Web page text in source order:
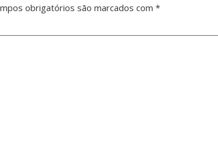
obrigatórios são marcados com *